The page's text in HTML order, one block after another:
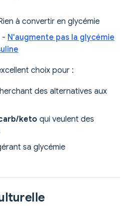
à convertir en glycémie
- N'augmente pas la glycémie
choix pour :
des alternatives aux
keto qui veulent des
sa glycémie